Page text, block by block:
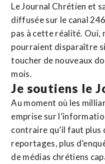
Le Journal Chrétien et
diffusée sur le canal
pas à cette réalité. Oui,
pourraient disparaître
toucher de nouveaux
mois.
Je soutiens le
Au moment où les
emprise sur
contraire qu’il faut
reportages, plus
de médias chrétiens